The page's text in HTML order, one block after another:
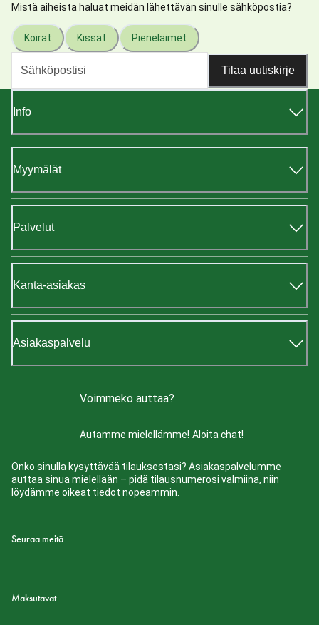
Mistä aiheista haluat meidän lähettävän sinulle sähköpostia?
Koirat Kissat Pieneläimet
Tilaa uutiskirje
Info
Myymälät
Palvelut
Kanta-asiakas
Asiakaspalvelu
Voimmeko auttaa?
Autamme mielellämme! Aloita chat!
Onko sinulla kysyttävää tilauksestasi? Asiakaspalvelumme
auttaa sinua mielellään – pidä tilausnumerosi valmiina, niin
löydämme oikeat tiedot nopeammin.
Seuraa meitä
Maksutavat